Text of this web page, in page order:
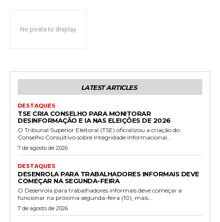
No posts to display
LATEST ARTICLES
DESTAQUES
TSE CRIA CONSELHO PARA MONITORAR
DESINFORMAÇÃO E IA NAS ELEIÇÕES DE 2026
O Tribunal Superior Eleitoral (TSE) oficializou a criação do
Conselho Consultivo sobre Integridade Informacional...
7 de agosto de 2026
DESTAQUES
DESENROLA PARA TRABALHADORES INFORMAIS DEVE
COMEÇAR NA SEGUNDA-FEIRA
O Desenrola para trabalhadores informais deve começar a
funcionar na próxima segunda-feira (10), mais...
7 de agosto de 2026